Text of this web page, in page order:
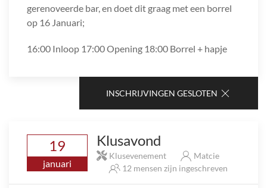
gerenoveerde bar, en doet dit graag met een borrel
op 16 Januari;
16:00 Inloop 17:00 Opening 18:00 Borrel + hapje
INSCHRIJVINGEN GESLOTEN
19
januari
Klusavond
Klusevenement
Matcie
12 mensen zijn ingeschreven